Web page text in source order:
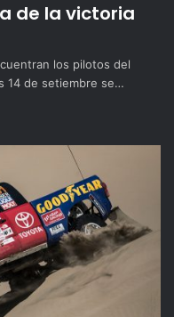
de la victoria
los pilotos del
14 de setiembre se…